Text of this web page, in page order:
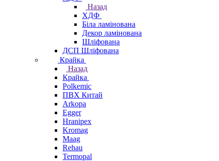
Назад
ХДФ
Біла ламінована
Декор ламінована
Шліфована
ДСП Шліфована
Крайка
Назад
Крайка
Polkemic
ПВХ Китай
Arkopa
Egger
Hranipex
Kromag
Maag
Rehau
Termopal